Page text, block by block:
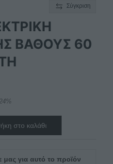
Σύγκριση
ΒΑΘΟΥΣ 60
στο καλάθι
μας για αυτό το προϊόν